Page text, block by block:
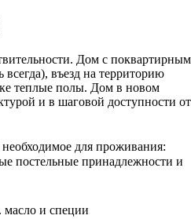
Дом с поквартирным
всегда), въезд на территорию
теплые полы. Дом в новом
и в шаговой доступности от
необходимое для проживания:
постельные принадлежности и
масло и специи